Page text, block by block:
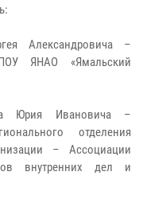
Александровича –
ЯНАО «Ямальский
Юрия Ивановича –
отделения
– Ассоциации
внутренних дел и